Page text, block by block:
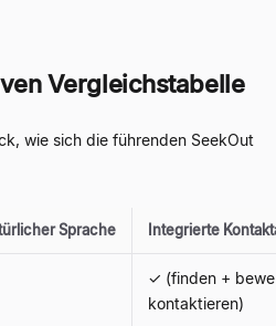
Vergleichstabelle
wie sich die führenden SeekOut
Sprache Integrierte
✓ (finden +
kontaktieren)